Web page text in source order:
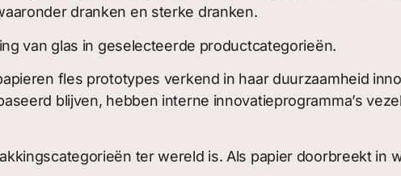
dranken en sterke dranken.
van glas in geselecteerde productcategorieën.
fles prototypes verkend in haar duurzaamheid
blijven, hebben interne innovatieprogramma’s
ter wereld is. Als papier doorbreekt in